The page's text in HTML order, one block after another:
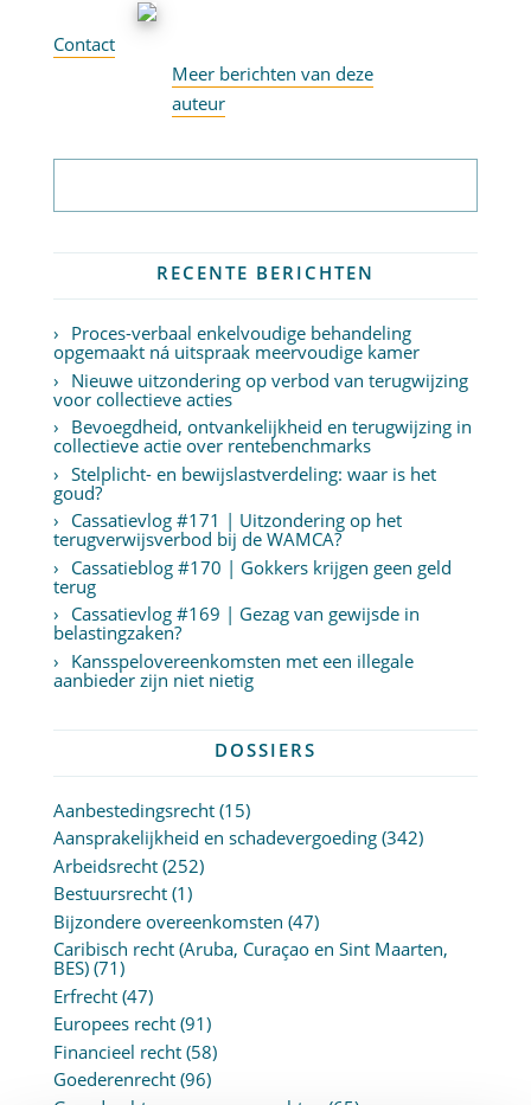
Contact
Meer berichten van deze
auteur
RECENTE BERICHTEN
Proces-verbaal enkelvoudige behandeling
opgemaakt ná uitspraak meervoudige kamer
Nieuwe uitzondering op verbod van terugwijzing
voor collectieve acties
Bevoegdheid, ontvankelijkheid en terugwijzing in
collectieve actie over rentebenchmarks
Stelplicht- en bewijslastverdeling: waar is het
goud?
Cassatievlog #171 | Uitzondering op het
terugverwijsverbod bij de WAMCA?
Cassatieblog #170 | Gokkers krijgen geen geld
terug
Cassatievlog #169 | Gezag van gewijsde in
belastingzaken?
Kansspelovereenkomsten met een illegale
aanbieder zijn niet nietig
DOSSIERS
Aanbestedingsrecht(15)
Aansprakelijkheid en schadevergoeding(342)
Arbeidsrecht(252)
Bestuursrecht(1)
Bijzondere overeenkomsten (47)
Caribisch recht (Aruba, Curaçao en Sint Maarten,
BES)(71)
Erfrecht(47)
Europees recht(91)
Financieel recht(58)
Goederenrecht(96)